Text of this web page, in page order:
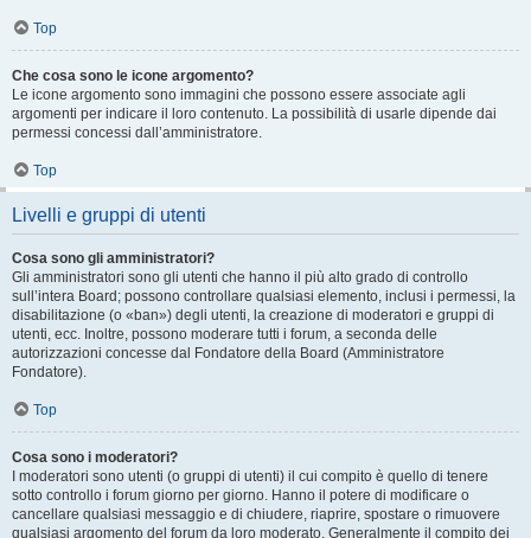
Top
Che cosa sono le icone argomento?
Le icone argomento sono immagini che possono essere associate agli
argomenti per indicare il loro contenuto. La possibilità di usarle dipende dai
permessi concessi dall’amministratore.
Top
Livelli e gruppi di utenti
Cosa sono gli amministratori?
Gli amministratori sono gli utenti che hanno il più alto grado di controllo
sull’intera Board; possono controllare qualsiasi elemento, inclusi i permessi, la
disabilitazione (o «ban») degli utenti, la creazione di moderatori e gruppi di
utenti, ecc. Inoltre, possono moderare tutti i forum, a seconda delle
autorizzazioni concesse dal Fondatore della Board (Amministratore
Fondatore).
Top
Cosa sono i moderatori?
I moderatori sono utenti (o gruppi di utenti) il cui compito è quello di tenere
sotto controllo i forum giorno per giorno. Hanno il potere di modificare o
cancellare qualsiasi messaggio e di chiudere, riaprire, spostare o rimuovere
qualsiasi argomento del forum da loro moderato. Generalmente il compito dei